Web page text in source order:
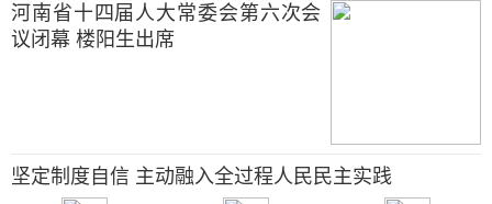
河南省十四届人大常委会第六次会
议闭幕 楼阳生出席
坚定制度自信 主动融入全过程人民民主实践